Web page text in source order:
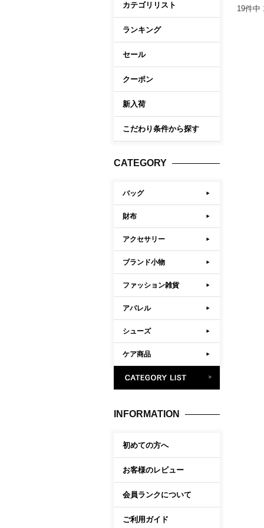
こだわり条件から探す
カテゴリリスト
ランキング
セール
クーポン
新入荷
こだわり条件から探す
CATEGORY
バッグ
財布
アクセサリー
ブランド小物
ファッション雑貨
アパレル
シューズ
ケア商品
INFORMATION
初めての方へ
お客様のレビュー
会員ランクについて
ご利用ガイド
19件中